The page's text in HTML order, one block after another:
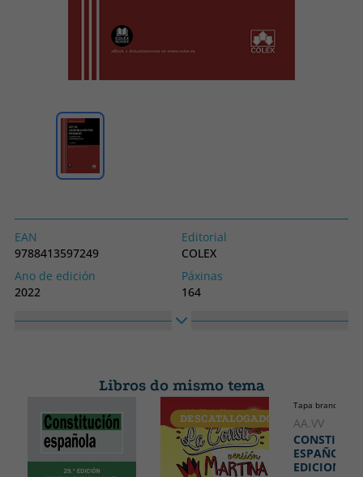
EAN
9788413597249
Editorial
COLEX
Ano de edición
2022
Páxinas
164
Idioma
Ancho
170
Libros do mismo tema
DESCATALOGADO
Tapa branda ou
AA.VV
ESPAÑOLA
EDICION